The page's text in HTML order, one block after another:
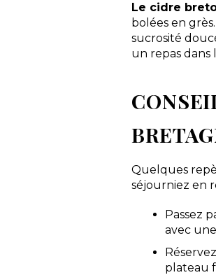
Le cidre
bolées en grès.
sucrosité
un repas
Quelques
séjourniez en
Passez
avec
plateau